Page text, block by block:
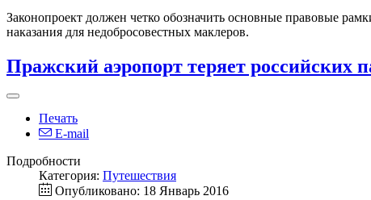
Законопроект должен четко обозначить основные правовые
наказания для недобросовестных маклеров.
Пражский аэропорт теряет российских
Печать
E-mail
Подробности
Категория: Путешествия
Опубликовано: 18 Январь 2016